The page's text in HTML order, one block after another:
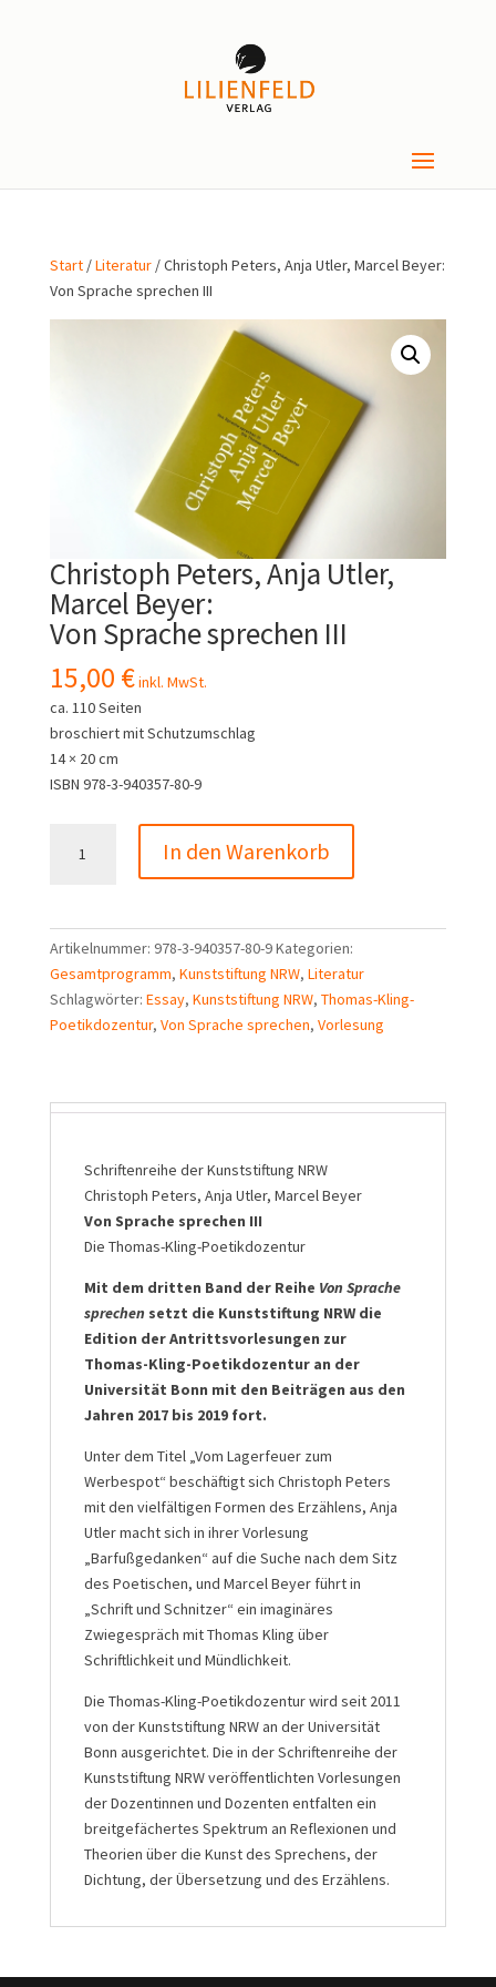
Start/Literatur/ Christoph Peters, Anja Utler, Marcel Beyer:
Von Sprache sprechen III
Christoph Peters, Anja Utler,
Marcel Beyer:
Von Sprache sprechen III
15,00 €inkl. MwSt.
ca. 110 Seiten
broschiert mit Schutzumschlag
14 × 20 cm
ISBN 978-3-940357-80-9
Peters,
Sprache
In den Warenkorb
Artikelnummer: 978-3-940357-80-9Kategorien:
Gesamtprogramm, Kunststiftung NRW, Literatur
Schlagwörter: Essay, Kunststiftung NRW, Thomas-Kling-
Poetikdozentur, Von Sprache sprechen, Vorlesung
Schriftenreihe der Kunststiftung NRW
Christoph Peters, Anja Utler, Marcel Beyer
Von Sprache sprechen III
Die Thomas-Kling-Poetikdozentur
Mit dem dritten Band der Reihe Von Sprache
sprechen setzt die Kunststiftung NRW die
Edition der Antrittsvorlesungen zur
Thomas-Kling-Poetikdozentur an der
Universität Bonn mit den Beiträgen aus den
Jahren 2017 bis 2019 fort.
Unter dem Titel „Vom Lagerfeuer zum
Werbespot“ beschäftigt sich Christoph Peters
mit den vielfältigen Formen des Erzählens, Anja
Utler macht sich in ihrer Vorlesung
„Barfußgedanken“ auf die Suche nach dem Sitz
des Poetischen, und Marcel Beyer führt in
„Schrift und Schnitzer“ ein imaginäres
Zwiegespräch mit Thomas Kling über
Schriftlichkeit und Mündlichkeit.
Die Thomas-Kling-Poetikdozentur wird seit 2011
von der Kunststiftung NRW an der Universität
Bonn ausgerichtet. Die in der Schriftenreihe der
Kunststiftung NRW veröffentlichten Vorlesungen
der Dozentinnen und Dozenten entfalten ein
breitgefächertes Spektrum an Reflexionen und
Theorien über die Kunst des Sprechens, der
Dichtung, der Übersetzung und des Erzählens.